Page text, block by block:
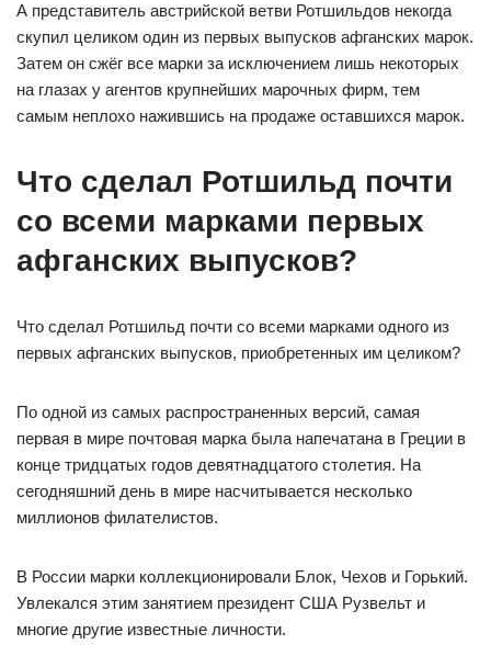
А представитель австрийской ветви Ротшильдов некогда
скупил целиком один из первых выпусков афганских марок.
Затем он сжёг все марки за исключением лишь некоторых
на глазах у агентов крупнейших марочных фирм, тем
самым неплохо нажившись на продаже оставшихся марок.
Что сделал Ротшильд почти
со всеми марками первых
афганских выпусков?
Что сделал Ротшильд почти со всеми марками одного из
первых афганских выпусков, приобретенных им целиком?
По одной из самых распространенных версий, самая
первая в мире почтовая марка была напечатана в Греции в
конце тридцатых годов девятнадцатого столетия. На
сегодняшний день в мире насчитывается несколько
миллионов филателистов.
В России марки коллекционировали Блок, Чехов и Горький.
Увлекался этим занятием президент США Рузвельт и
многие другие известные личности.